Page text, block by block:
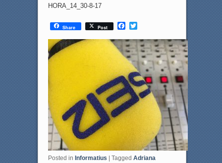
HORA_14_30-8-17
Share Post
F
c
e
b
o
o
k
T
i
r
Posted in Informatius Tagged Adriana